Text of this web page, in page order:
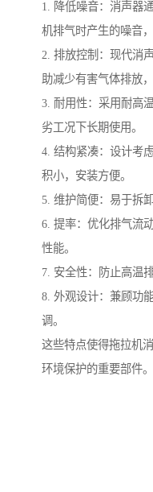
1. 降低噪音：消声器
机排气时产生的噪音
2. 排放控制：现代消
助减少有害气体排放，
3. 耐用性：采用耐高
劣工况下长期使用。
4. 结构紧凑：设计考
积小，安装方便。
5. 维护简便：易于拆
6. 提率：优化排气流
性能。
7. 安全性：防止高温
8. 外观设计：兼顾功
调。
这些特点使得拖拉机
环境保护的重要部件。